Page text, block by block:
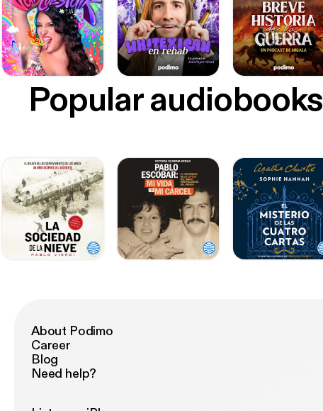
Popular audiobooks
About Podimo
Career
Blog
Need help?